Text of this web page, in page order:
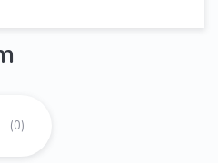
(0)